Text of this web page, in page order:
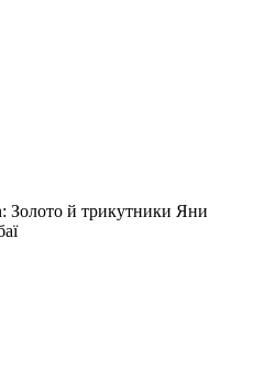
Золото й трикутники Яни